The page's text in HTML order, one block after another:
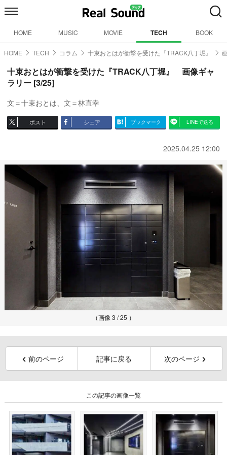
HOME MUSIC MOVIE TECH BOOK
HOME TECH コラム 十束おとはが衝撃を受けた『TRACK八丁堀』
十束おとはが衝撃を受けた『TRACK八丁堀』 画像ギャ
ラリー [3/25]
文＝十束おとは、文＝林直幸
ポスト シェア ブックマーク LINEで送る
2025.04.25 12:00
（画像 3 / 25 ）
前のページ 記事に戻る 次のページ
この記事の画像一覧